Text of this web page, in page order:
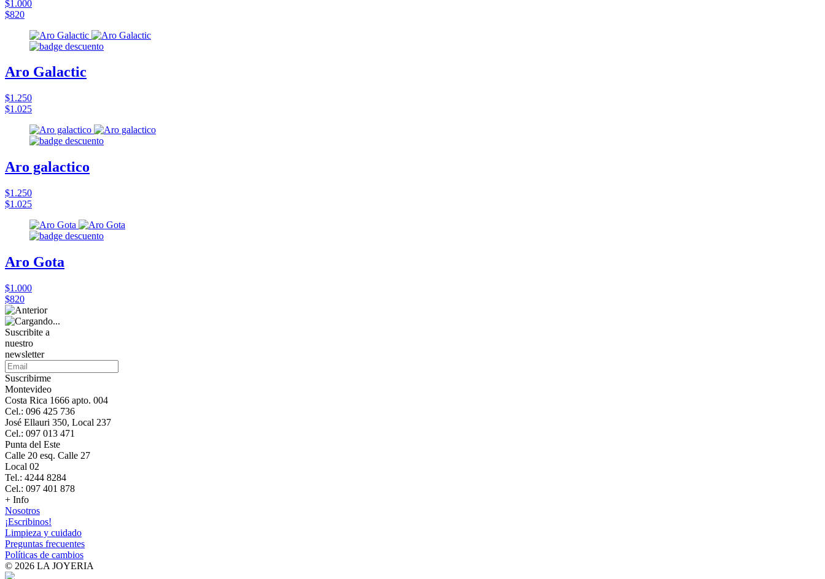
$1.000
$820
Aro Galactic
$1.250
$1.025
Aro galactico
$1.250
$1.025
Aro Gota
$1.000
$820
Suscribite a
nuestro
newsletter
Suscribirme
Montevideo
Costa Rica 1666 apto. 004
Cel.: 096 425 736
José Ellauri 350, Local 237
Cel.: 097 013 471
Punta del Este
Calle 20 esq. Calle 27
Local 02
Tel.: 4244 8284
Cel.: 097 401 878
+ Info
Nosotros
¡Escribinos!
Limpieza y cuidado
Preguntas frecuentes
Políticas de cambios
© 2026 LA JOYERIA